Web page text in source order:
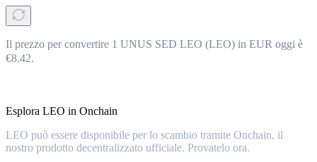
Il prezzo per convertire 1 UNUS SED LEO (LEO) in EUR oggi è
€8.42.
Esplora LEO in Onchain
LEO può essere disponibile per lo scambio tramite Onchain, il
nostro prodotto decentralizzato ufficiale. Provatelo ora.